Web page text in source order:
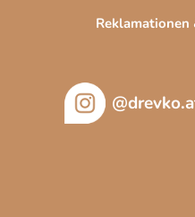
Reklamationen